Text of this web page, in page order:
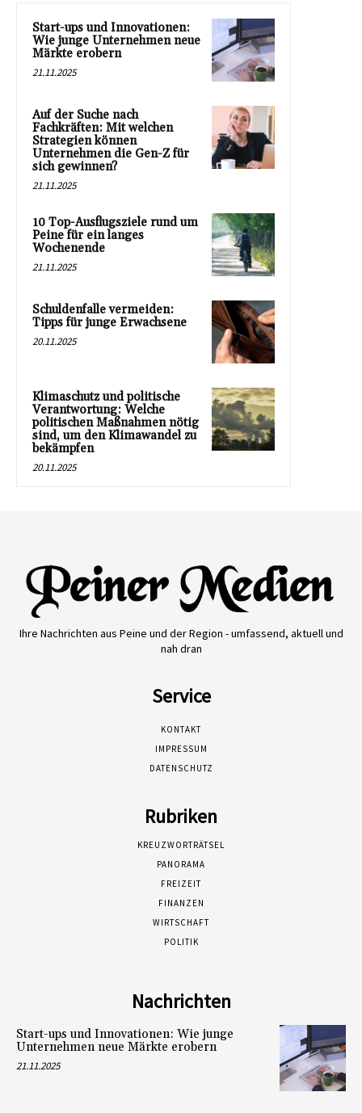
Start-ups und Innovationen:
Wie junge Unternehmen neue
Märkte erobern
21.11.2025
Auf der Suche nach
Fachkräften: Mit welchen
Strategien können
Unternehmen die Gen-Z für
sich gewinnen?
21.11.2025
10 Top-Ausflugsziele rund um
Peine für ein langes
Wochenende
21.11.2025
Schuldenfalle vermeiden:
Tipps für junge Erwachsene
20.11.2025
Klimaschutz und politische
Verantwortung: Welche
politischen Maßnahmen nötig
sind, um den Klimawandel zu
bekämpfen
20.11.2025
Ihre Nachrichten aus Peine und der Region - umfassend, aktuell und
nah dran
Service
KONTAKT
IMPRESSUM
DATENSCHUTZ
Rubriken
KREUZWORTRÄTSEL
PANORAMA
FREIZEIT
FINANZEN
WIRTSCHAFT
POLITIK
Nachrichten
Start-ups und Innovationen: Wie junge
Unternehmen neue Märkte erobern
21.11.2025